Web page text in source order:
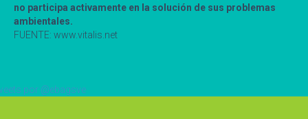
no participa activamente en la solución de sus problemas
ambientales.
FUENTE: www.vitalis.net
por @ebagsve